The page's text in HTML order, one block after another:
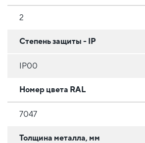
2
Степень защиты - IP
IP00
Номер цвета RAL
7047
Толщина металла, мм